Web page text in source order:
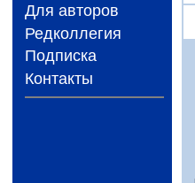
Для авторов
Редколлегия
Подписка
Контакты